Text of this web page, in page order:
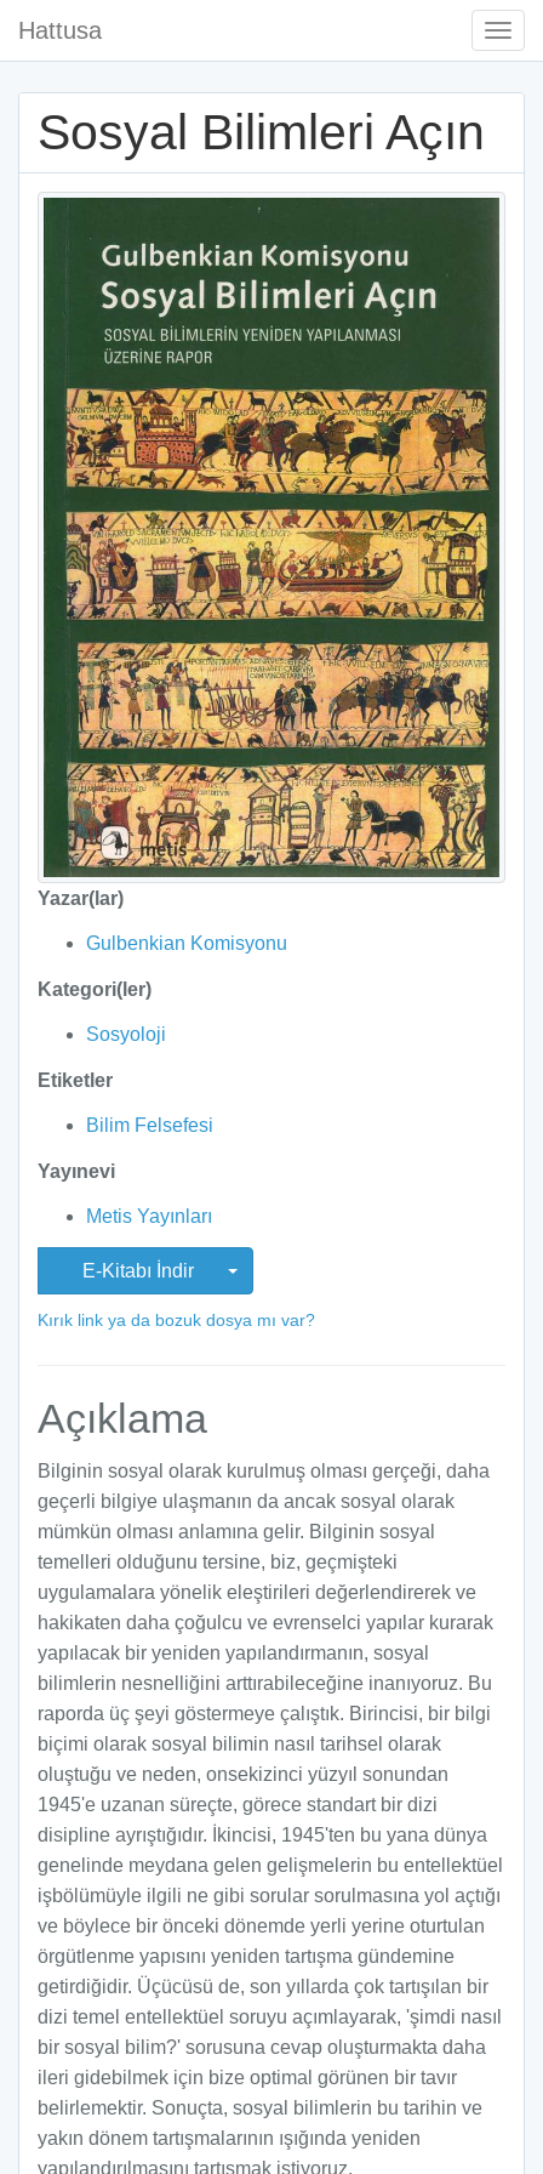
Hattusa
Sosyal Bilimleri Açın
Yazar(lar)
Gulbenkian Komisyonu
Kategori(ler)
Sosyoloji
Etiketler
Bilim Felsefesi
Yayınevi
Metis Yayınları
E-Kitabı İndir
Kırık link ya da bozuk dosya mı var?
Açıklama
Bilginin sosyal olarak kurulmuş olması gerçeği, daha
geçerli bilgiye ulaşmanın da ancak sosyal olarak
mümkün olması anlamına gelir. Bilginin sosyal
temelleri olduğunu tersine, biz, geçmişteki
uygulamalara yönelik eleştirileri değerlendirerek ve
hakikaten daha çoğulcu ve evrenselci yapılar kurarak
yapılacak bir yeniden yapılandırmanın, sosyal
bilimlerin nesnelliğini arttırabileceğine inanıyoruz. Bu
raporda üç şeyi göstermeye çalıştık. Birincisi, bir bilgi
biçimi olarak sosyal bilimin nasıl tarihsel olarak
oluştuğu ve neden, onsekizinci yüzyıl sonundan
1945'e uzanan süreçte, görece standart bir dizi
disipline ayrıştığıdır. İkincisi, 1945'ten bu yana dünya
genelinde meydana gelen gelişmelerin bu entellektüel
işbölümüyle ilgili ne gibi sorular sorulmasına yol açtığı
ve böylece bir önceki dönemde yerli yerine oturtulan
örgütlenme yapısını yeniden tartışma gündemine
getirdiğidir. Üçücüsü de, son yıllarda çok tartışılan bir
dizi temel entellektüel soruyu açımlayarak, 'şimdi nasıl
bir sosyal bilim?' sorusuna cevap oluşturmakta daha
ileri gidebilmek için bize optimal görünen bir tavır
belirlemektir. Sonuçta, sosyal bilimlerin bu tarihin ve
yakın dönem tartışmalarının ışığında yeniden
yapılandırılmasını tartışmak istiyoruz.